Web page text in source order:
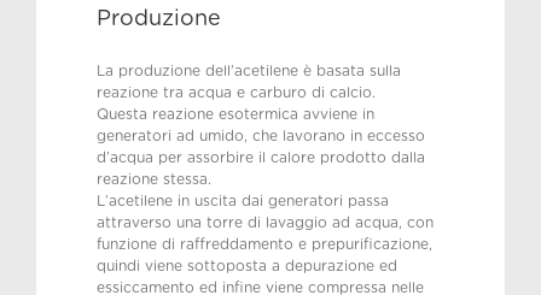
Produzione
La produzione dell’acetilene è basata sulla
reazione tra acqua e carburo di calcio.
Questa reazione esotermica avviene in
generatori ad umido, che lavorano in eccesso
d’acqua per assorbire il calore prodotto dalla
reazione stessa.
L’acetilene in uscita dai generatori passa
attraverso una torre di lavaggio ad acqua, con
funzione di raffreddamento e prepurificazione,
quindi viene sottoposta a depurazione ed
essiccamento ed infine viene compressa nelle